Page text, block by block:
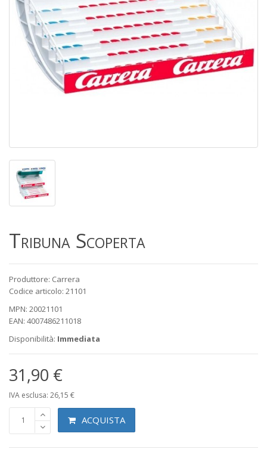
Tribuna Scoperta
Produttore: Carrera
Codice articolo: 21101
MPN: 20021101
EAN: 4007486211018
Disponibilità: Immediata
31,90 €
IVA esclusa: 26,15 €
ACQUISTA